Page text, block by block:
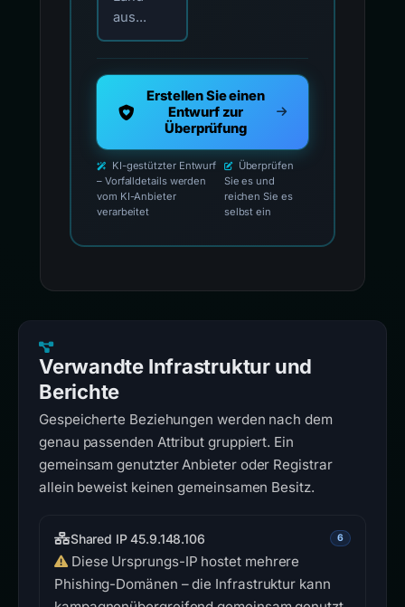
aus...
Erstellen Sie einen
Entwurf zur
Überprüfung
KI-gestützter Entwurf
– Vorfalldetails werden
vom KI-Anbieter
verarbeitet
Überprüfen
Sie es und
reichen Sie es
selbst ein
Verwandte Infrastruktur und
Berichte
Gespeicherte Beziehungen werden nach dem
genau passenden Attribut gruppiert. Ein
gemeinsam genutzter Anbieter oder Registrar
allein beweist keinen gemeinsamen Besitz.
Shared IP 45.9.148.106 6
Diese Ursprungs-IP hostet mehrere
Phishing-Domänen – die Infrastruktur kann